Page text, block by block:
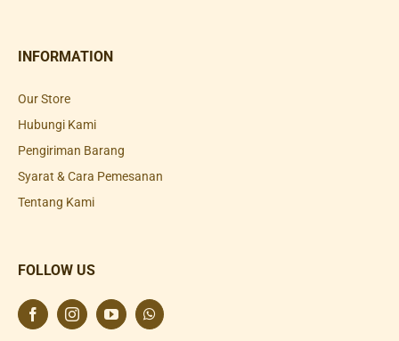
INFORMATION
Our Store
Hubungi Kami
Pengiriman Barang
Syarat & Cara Pemesanan
Tentang Kami
FOLLOW US